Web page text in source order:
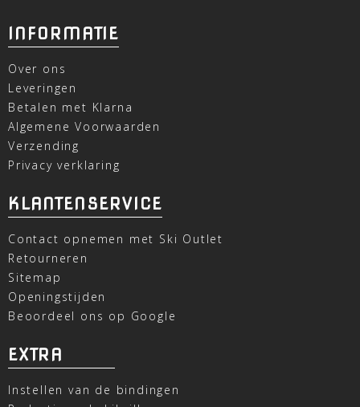
INFORMATIE
Over ons
Leveringen
Betalen met Klarna
Algemene Voorwaarden
Verzending
Privacy verklaring
KLANTENSERVICE
Contact opnemen met Ski Outlet
Retourneren
Sitemap
Openingstijden
Beoordeel ons op Google
EXTRA
Instellen van de bindingen